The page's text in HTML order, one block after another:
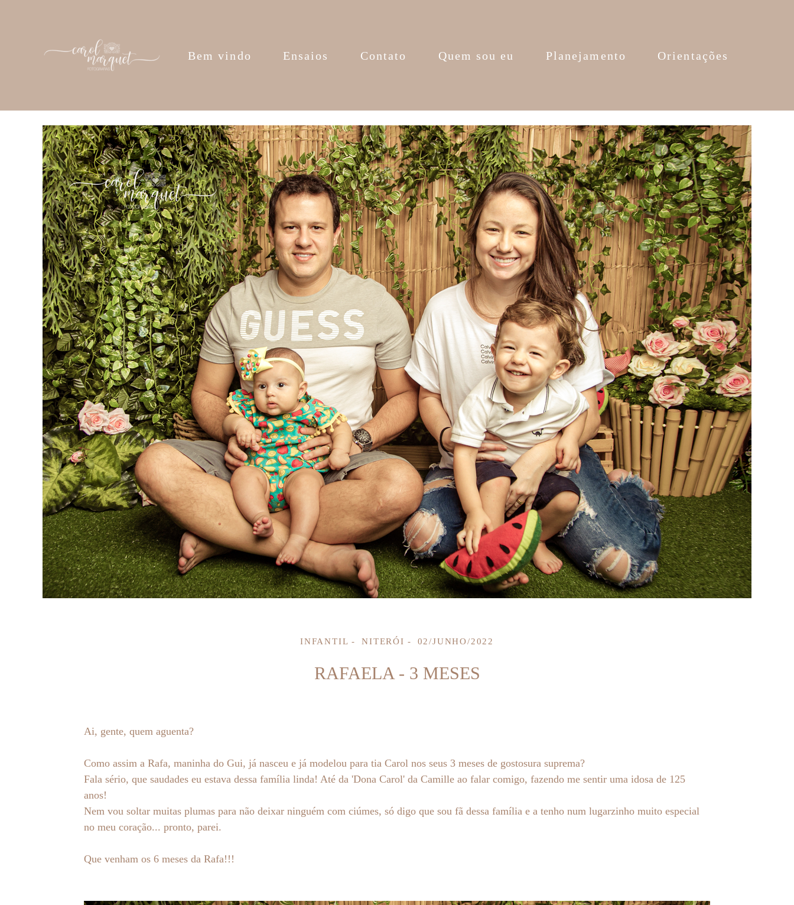
Bem vindo Ensaios Contato Quem sou eu Planejamento Orientações
INFANTIL NITERÓI 02/JUNHO/2022
RAFAELA - 3 MESES
Ai, gente, quem aguenta?
Como assim a Rafa, maninha do Gui, já nasceu e já modelou para tia Carol nos seus 3 meses de gostosura suprema?
Fala sério, que saudades eu estava dessa família linda! Até da 'Dona Carol' da Camille ao falar comigo, fazendo me sentir uma idosa de 125
anos!
Nem vou soltar muitas plumas para não deixar ninguém com ciúmes, só digo que sou fã dessa família e a tenho num lugarzinho muito especial
no meu coração... pronto, parei.
Que venham os 6 meses da Rafa!!!